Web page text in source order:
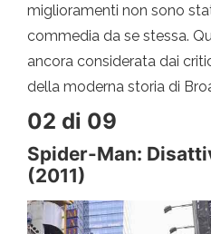
miglioramenti non sono
commedia da se stessa.
ancora considerata dai
della moderna storia di
02 di 09
Spider-Man:
(2011)